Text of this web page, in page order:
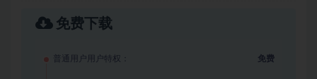
免费下载
普通用户用户特权： 免费